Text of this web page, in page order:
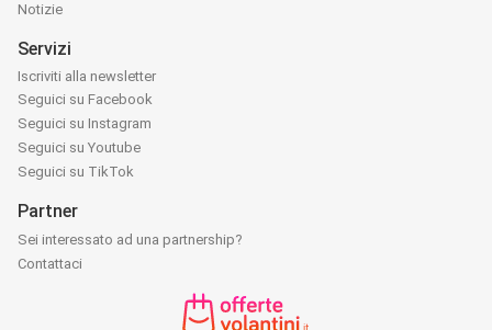
Notizie
Servizi
Iscriviti alla newsletter
Seguici su Facebook
Seguici su Instagram
Seguici su Youtube
Seguici su TikTok
Partner
Sei interessato ad una partnership?
Contattaci